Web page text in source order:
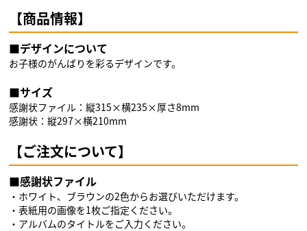
【商品情報】
■デザインについて
お子様のがんばりを彩るデザインです。
■サイズ
感謝状ファイル：縦315×横235×厚さ8mm
感謝状：縦297×横210mm
【ご注文について】
■感謝状ファイル
・ホワイト、ブラウンの2色からお選びいただけます。
・表紙用の画像を1枚ご指定ください。
・アルバムのタイトルをご入力ください。